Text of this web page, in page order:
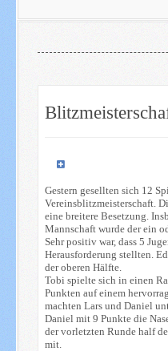
Gestern gesellten sich 12
Vereinsblitzmeisterschaft.
eine breitere Besetzung.
Mannschaft wurde der ein
Sehr positiv war, dass 5
Herausforderung stellten.
der oberen Hälfte.
Tobi spielte sich in einen
Punkten auf einem
machten Lars und Daniel
Daniel mit 9 Punkte die
der vorletzten Runde half
mit.